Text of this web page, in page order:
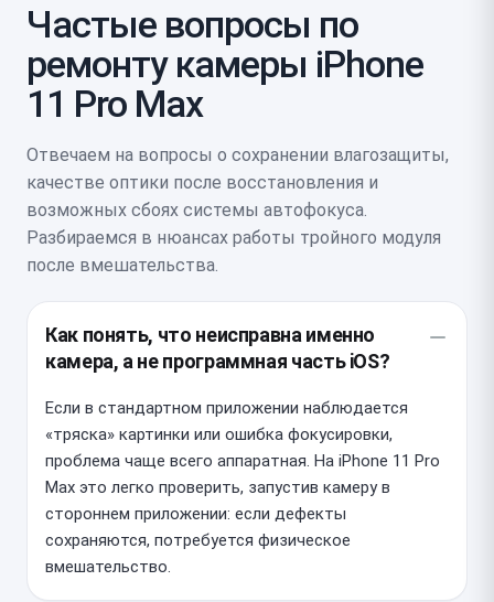
Частые вопросы по
ремонту камеры iPhone
11 Pro Max
Отвечаем на вопросы о сохранении влагозащиты,
качестве оптики после восстановления и
возможных сбоях системы автофокуса.
Разбираемся в нюансах работы тройного модуля
после вмешательства.
Как понять, что неисправна именно
камера, а не программная часть iOS?
Если в стандартном приложении наблюдается
«тряска» картинки или ошибка фокусировки,
проблема чаще всего аппаратная. На iPhone 11 Pro
Max это легко проверить, запустив камеру в
стороннем приложении: если дефекты
сохраняются, потребуется физическое
вмешательство.